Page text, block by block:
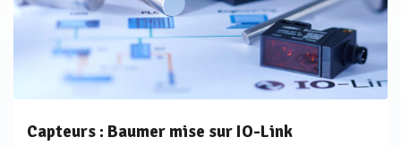
Capteurs : Baumer mise sur IO-Link